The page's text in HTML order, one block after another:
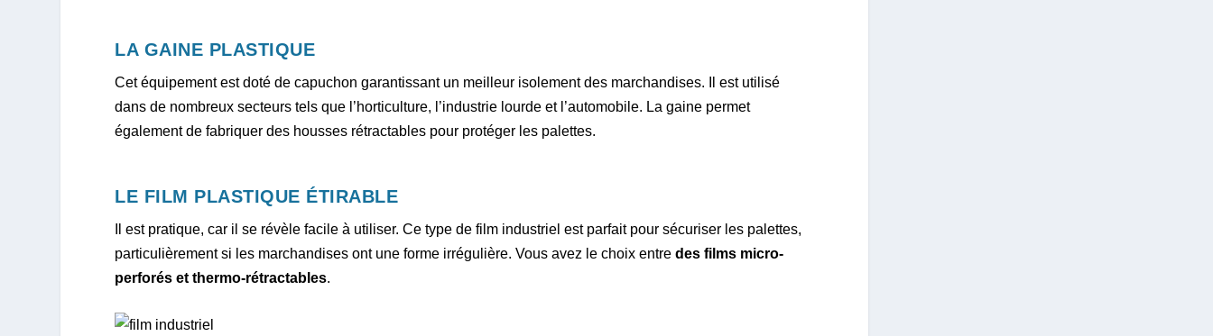
LA GAINE PLASTIQUE
Cet équipement est doté de capuchon garantissant un meilleur isolement des marchandises. Il est utilisé
dans de nombreux secteurs tels que l’horticulture, l’industrie lourde et l’automobile. La gaine permet
également de fabriquer des housses rétractables pour protéger les palettes.
LE FILM PLASTIQUE ÉTIRABLE
Il est pratique, car il se révèle facile à utiliser. Ce type de film industriel est parfait pour sécuriser les palettes,
particulièrement si les marchandises ont une forme irrégulière. Vous avez le choix entredes films micro-
perforés et thermo-rétractables.